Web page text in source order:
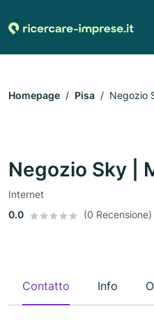
Homepage Pisa Negozio
Negozio Sky |
Internet
0.0
(0 Recensione)
Contatto Info